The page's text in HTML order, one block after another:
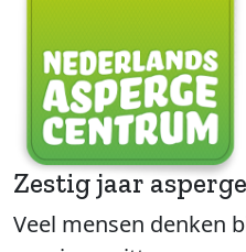
Zestig jaar
Veel mensen denken